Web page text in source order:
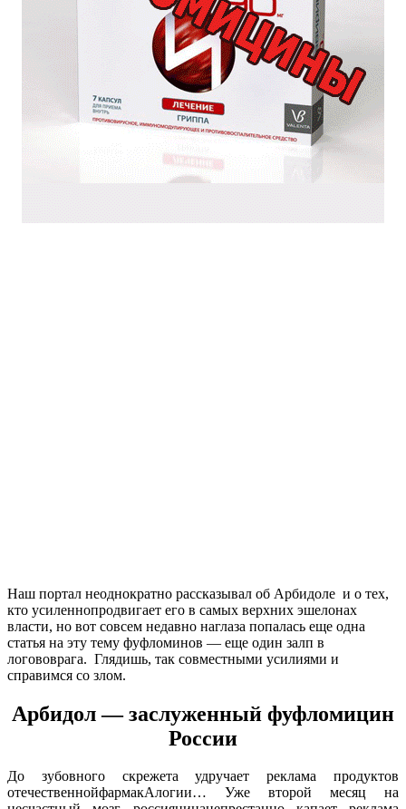
Наш портал неоднократно рассказывал об Арбидоле и о тех,
кто усиленнопродвигает его в самых верхних эшелонах
власти, но вот совсем недавно наглаза попалась еще одна
статья на эту тему фуфломинов — еще один залп в
логововрага. Глядишь, так совместными усилиями и
справимся со злом.
Арбидол — заслуженный фуфломицин
России
До зубовного скрежета удручает реклама продуктов
отечественнойфармакАлогии… Уже второй месяц на